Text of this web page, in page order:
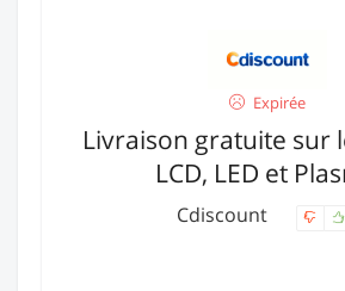
Expirée
Livraison gratuite sur
LCD, LED et
Cdiscount